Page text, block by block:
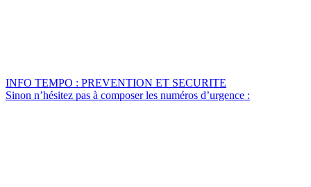
INFO TEMPO : PREVENTION ET SECURITE
Sinon n’hésitez pas à composer les numéros d’urgence :